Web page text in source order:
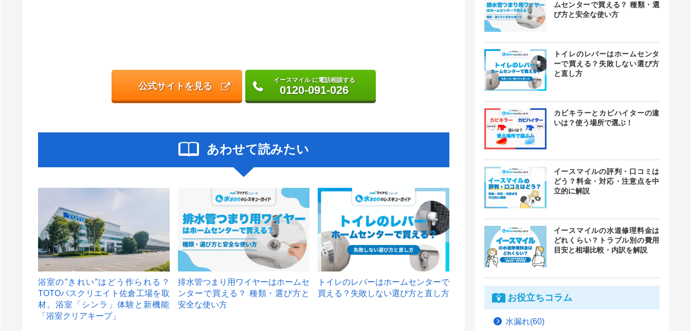
公式サイトを見る
イースマイル に電話相談する
0120-091-026
あわせて読みたい
浴室の”きれい”はどう作られる？
TOTOバスクリエイト佐倉工場を取
材。浴室「シンラ」体験と新機能
「浴室クリアキープ」
排水管つまり用ワイヤーはホームセ
ンターで買える？ 種類・選び方と
安全な使い方
トイレのレバーはホームセンターで
買える？失敗しない選び方と直し方
ムセンターで買える？ 種類・選
び方と安全な使い方
トイレのレバーはホームセンタ
ーで買える？失敗しない選び方
と直し方
カビキラーとカビハイターの違
いは？使う場所で選ぶ！
イースマイルの評判・口コミは
どう？料金・対応・注意点を中
立的に解説
イースマイルの水道修理料金は
どれくらい？トラブル別の費用
目安と相場比較・内訳を解説
お役立ちコラム
水漏れ(60)